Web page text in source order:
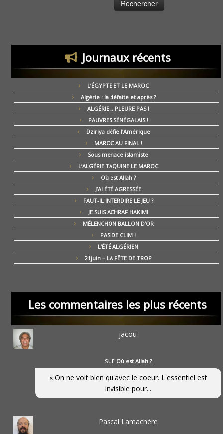
Journaux récents
L’ÉGYPTE ET LE MAROC
Algérie : la défaite et après ?
ALGÉRIE… PLEURE PAS !
PAUVRES SÉNÉGALAIS !
Dziriya défie l’Amérique
MAROC AU FINAL !
Sous menace islamiste
L’ALGÉRIE TAQUINE LE MAROC
Où est Allah ?
J’AI ÉTÉ AGRESSÉE
FAUT-IL INTERDIRE LE JEU ?
JE SUIS ACHRAF HAKIMI
MÉLENCHON BALLON D’OR
PAS DE CLIM !
L’ÉTÉ ALGÉRIEN
21juin – LA FÊTE DE TROP
Les commentaires les plus récents
jacou
sur Où est Allah ?
« On ne voit bien qu'avec le coeur. L'essentiel est
invisible pour...
Pascal Lamachère